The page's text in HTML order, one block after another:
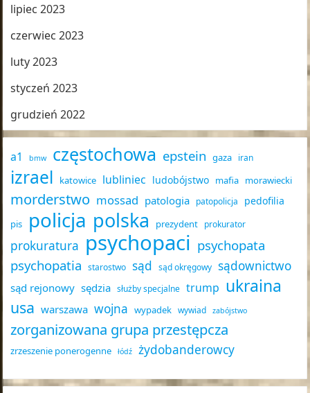
lipiec 2023
czerwiec 2023
luty 2023
styczeń 2023
grudzień 2022
a1 bmw częstochowa epstein gaza iran
izrael katowice lubliniec ludobójstwo mafia morawiecki
morderstwo mossad patologia patopolicja pedofilia
pis policja polska prezydent prokurator
prokuratura psychopaci psychopata
psychopatia
starostwo sąd sąd okręgowy sądownictwo
sąd rejonowy sędzia służby specjalne trump ukraina
usa warszawa wojna wypadek wywiad zabójstwo
zorganizowana grupa przestępcza
zrzeszenie ponerogenne łódź żydobanderowcy